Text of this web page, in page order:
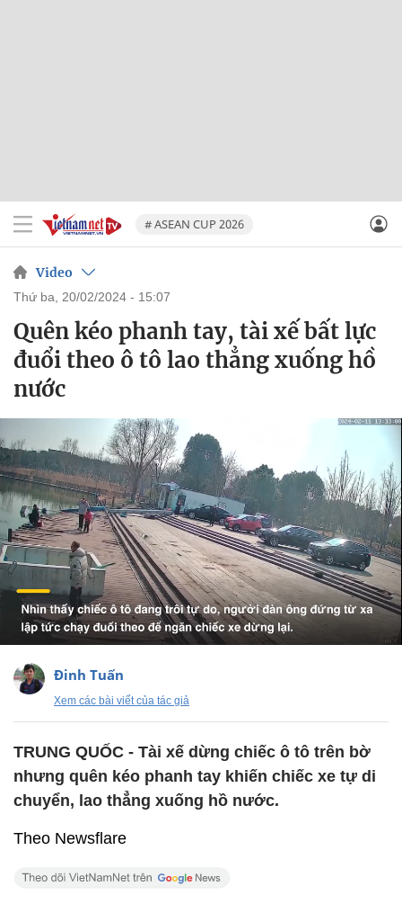
# ASEAN CUP 2026
Video
thứ ba, 20/02/2024 - 15:07
Quên kéo phanh tay, tài xế bất lực
đuổi theo ô tô lao thẳng xuống hồ
nước
Đinh Tuấn
Xem các bài viết của tác giả
TRUNG QUỐC - Tài xế dừng chiếc ô tô trên bờ
nhưng quên kéo phanh tay khiến chiếc xe tự di
chuyển, lao thẳng xuống hồ nước.
Theo Newsflare